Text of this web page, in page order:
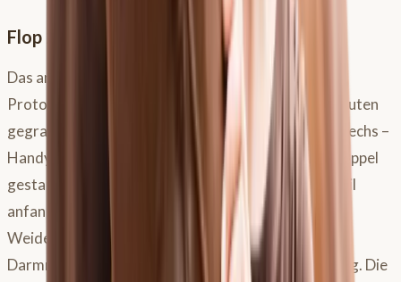
Flop 2: Das minutengenaue Protokoll
Das andere Extrem ist genauso problematisch:
Protokolle, bei denen am ersten Tag exakt zwei Minuten
gegrast wird, am zweiten Tag vier, am dritten Tag sechs –
Handywecker gestellt, bei jedem Wetter auf der Koppel
gestanden, diskutiert, ob man wirklich schon im April
anfangen darf. Was dabei vergessen wird: Eine
Weidemenge von zwei bis fünf Minuten hat auf das
Darmmikrobiom schlicht keine relevante Auswirkung. Die